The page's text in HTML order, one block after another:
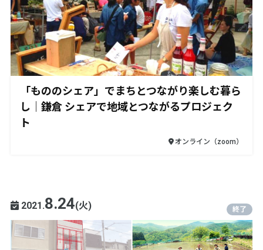
「もののシェア」でまちとつながり楽しむ暮ら
し｜鎌倉 シェアで地域とつながるプロジェク
ト
オンライン（zoom）
2021.8.24(火) 終了